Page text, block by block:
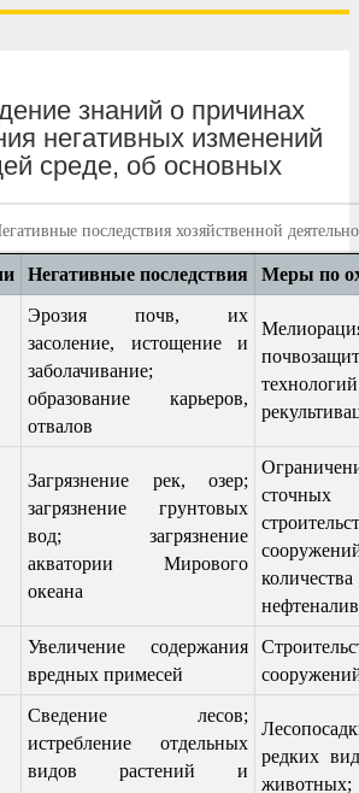
знаний о причинах
негативных изменений
среде, об основных
последствия хозяйственной
Негативные последствия Меры по
Эрозия почв, их
засоление, истощение и
заболачивание;
образование карьеров,
отвалов
Загрязнение рек, озер;
загрязнение грунтовых
вод; загрязнение
акватории Мирового
океана
Увеличение содержания
вредных примесей
Сведение лесов;
истребление отдельных
видов растений и
редких